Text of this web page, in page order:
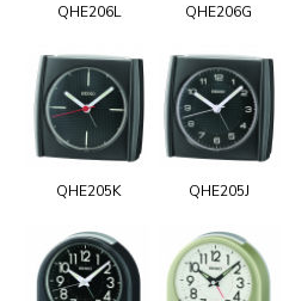
QHE206L QHE206G
QHE205K QHE205J